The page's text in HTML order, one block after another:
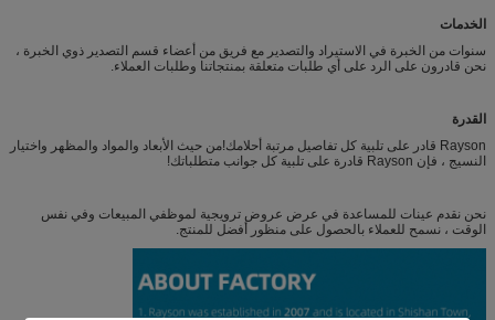
الخدمات
سنوات من الخبرة في الاستيراد والتصدير مع فريق من أعضاء قسم التصدير ذوي الخبرة ،
نحن قادرون على الرد على أي طلبات متعلقة بمنتجاتنا وطلبات العملاء.
القدرة
Rayson قادر على تلبية كل تفاصيل مرتبة أحلامك!من حيث الأبعاد والمواد والمظهر واختيار
النسيج ، فإن Rayson قادرة على تلبية كل جوانب متطلباتك!
نحن نقدم عينات للمساعدة في عرض عروض ترويجية لموظفي المبيعات وفي نفس
الوقت ، نسمح للعملاء بالحصول على منظور أفضل للمنتج.